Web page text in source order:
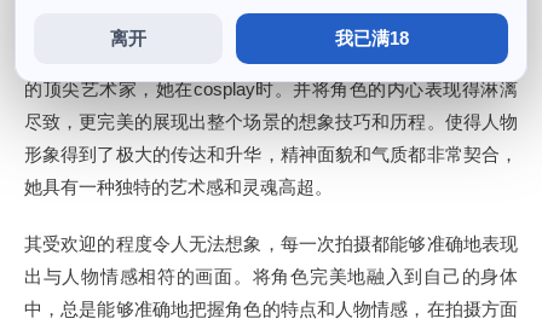
离开 我已满18
她不仅仅是在自己的cosplay世界中成为了一名足以令人敬仰
的顶尖艺术家，她在cosplay时。并将角色的内心表现得淋漓
尽致，更完美的展现出整个场景的想象技巧和历程。使得人物
形象得到了极大的传达和升华，精神面貌和气质都非常契合，
她具有一种独特的艺术感和灵魂高超。
其受欢迎的程度令人无法想象，每一次拍摄都能够准确地表现
出与人物情感相符的画面。将角色完美地融入到自己的身体
中，总是能够准确地把握角色的特点和人物情感，在拍摄方面